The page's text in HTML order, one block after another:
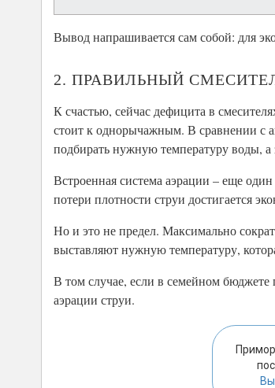
Вывод напрашивается сам собой: для
2. ПРАВИЛЬНЫЙ
К счастью, сейчас дефицита в
стоит к однорычажным. В сравнении с
подбирать нужную температуру воды, а
Встроенная система аэрации – еще
потери плотности струи достигается
Но и это не предел. Максимально
выставляют нужную температуру,
В том случае, если в семейном
аэрации струи.